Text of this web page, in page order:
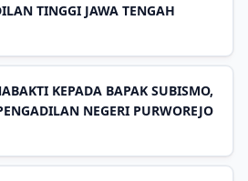
TINGGI JAWA TENGAH
KEPADA BAPAK SUBISMO,
NEGERI PURWOREJO